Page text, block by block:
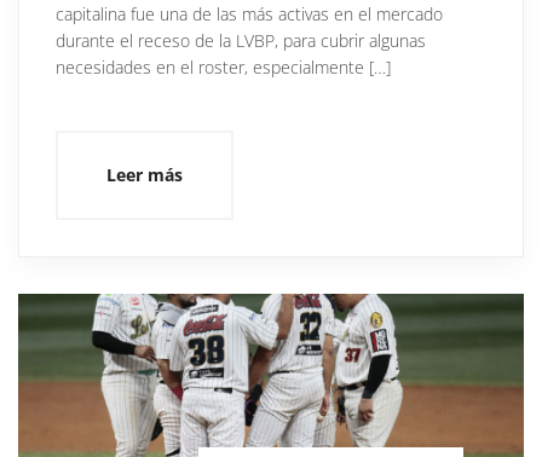
capitalina fue una de las más activas en el mercado
durante el receso de la LVBP, para cubrir algunas
necesidades en el roster, especialmente […]
Leer más